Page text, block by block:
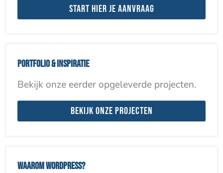
Start hier je aanvraag
Portfolio & inspiratie
Bekijk onze eerder opgeleverde projecten.
Bekijk onze projecten
Waarom WordPress?